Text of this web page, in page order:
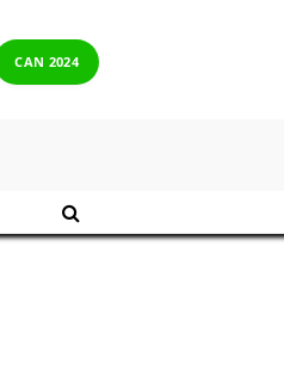
CAN 2024